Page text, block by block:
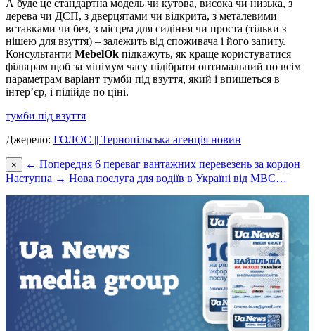
А буде це стандартна модель чи кутова, висока чи низька, з
дерева чи ДСП, з дверцятами чи відкрита, з металевими
вставками чи без, з місцем для сидіння чи проста (тільки з
нішею для взуття) – залежить від споживача і його запиту.
Консультанти MebelOk підкажуть, як краще користуватися
фільтрам щоб за мінімум часу підібрати оптимальний по всім
параметрам варіант тумби під взуття, який і впишеться в
інтер’єр, і підійде по ціні.
тумби під взуття
Джерело: ГОЛОС || Тернопільська агенція новин
× ← Попередня 6 переваг вантажних перевезень за кордон
Наступна → Новa послугa для водіїв в Україні від МВС…